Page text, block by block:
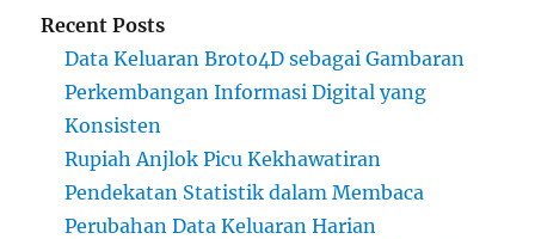
Recent Posts
Data Keluaran Broto4D sebagai Gambaran
Perkembangan Informasi Digital yang
Konsisten
Rupiah Anjlok Picu Kekhawatiran
Pendekatan Statistik dalam Membaca
Perubahan Data Keluaran Harian